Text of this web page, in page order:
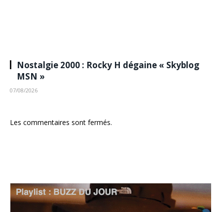
Nostalgie 2000 : Rocky H dégaine « Skyblog
MSN »
07/08/2026
Les commentaires sont fermés.